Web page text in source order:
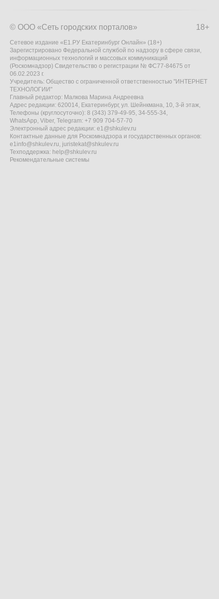
18+
© ООО «Сеть городских порталов»
Сетевое издание «Е1.РУ Екатеринбург Онлайн» (18+)
Зарегистрировано Федеральной службой по надзору в сфере связи,
информационных технологий и массовых коммуникаций
(Роскомнадзор) Свидетельство о регистрации № ФС77-84675 от
06.02.2023 г.
Учредитель: Общество с ограниченной ответственностью "ИНТЕРНЕТ
ТЕХНОЛОГИИ"
Главный редактор: Малкова Марина Андреевна
Адрес редакции: 620014, Екатеринбург, ул. Шейнкмана, 10, 3-й этаж,
Телефоны (круглосуточно): 8 (343) 379-49-95, 34-555-34,
WhatsApp, Viber, Telegram: +7 909 704-57-70
Электронный адрес редакции: e1@shkulev.ru
Контактные данные для Роскомнадзора и государственных органов:
e1info@shkulev.ru, juristekat@shkulev.ru
Техподдержка: help@shkulev.ru
Рекомендательные системы